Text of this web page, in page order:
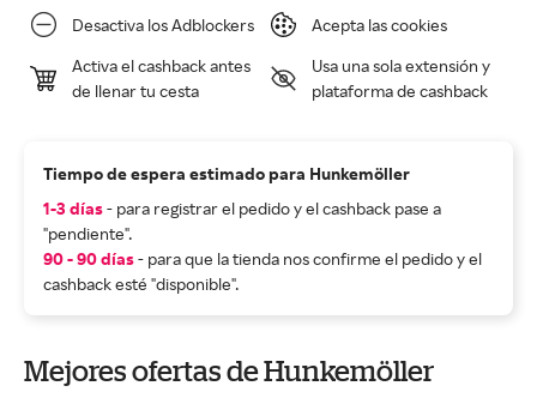
Desactiva los Adblockers Acepta las cookies
Activa el cashback antes
de llenar tu cesta
Usa una sola extensión y
plataforma de cashback
Tiempo de espera estimado para Hunkemöller
1-3 días- para registrar el pedido y el cashback pase a
"pendiente".
90 - 90 días- para que la tienda nos confirme el pedido y el
cashback esté "disponible".
Mejores ofertas de Hunkemöller